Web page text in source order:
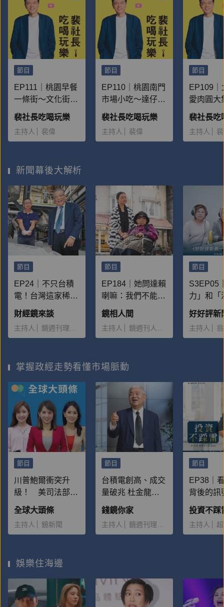
節目
EP111｜桃園早餐
一條街～文化街台
味腸粉、麵糊蛋
餅、水煎包
裴社長吃喝玩樂
主持人 裴偉
節目
EP110｜桃園南門
市場小吃～達仔
仙、米粉湯、梅蘭
阿婆客家粿店
裴社長吃喝玩樂
主持人 裴偉
節目
EP109｜
愛肉圓大
島吃遍Ｑ
糟、清蒸
裴社長吃
主持人
新聞幕後大解析
節目
EP24｜不只台積
電！台灣這家稀有
金屬回收廠，為何
讓美、日爭相拜訪
合作？
財經鏡來談
主持人 鏡週刊理財組 鏡週刊財經組
節目
EP184｜她問達賴
喇嘛：我們不能抱
著憤怒去對抗不義
嗎？——林宅血案
46年
鏡相人間
主持人 鏡週刊人物組
節目
S3EP05
力」和「
如何平
統新聞媒
轉型與挑
主持人
掌握政經走勢看懂市場脈動
節目
川普鮑爾衝突升
級！ 美司法部介
入聯準會翻修案
【全球大頭條202
6.01.13】
全球大頭條
主持人 鏡新聞
節目
台積電創高、成交
量破兆 杜金龍親
授「賣多買少」降
持股術｜2026.01.
09
錢鏡你家
主持人 鏡週刊理財組
節目
EP38｜
背後的訊
票放著不
傷是？
主持人
娛樂住海邊